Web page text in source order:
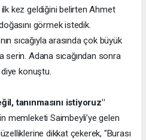
ilk kez geldiğini belirten Ahmet
görmek istedik.
sıcağıyla arasında çok büyük
Adana sıcağından sonra
konuştu.
tanınmasını istiyoruz"
memleketi Saimbeyli’ye gelen
dikkat çekerek, "Burası